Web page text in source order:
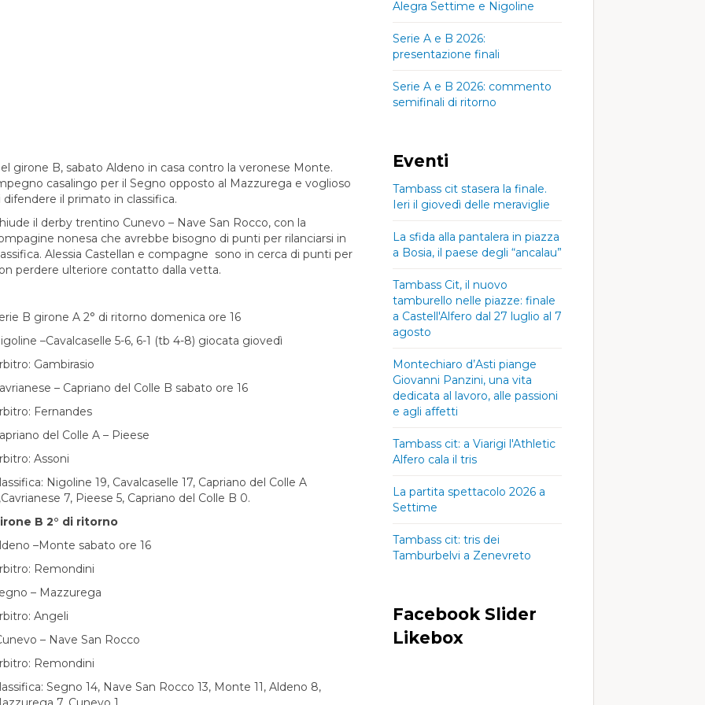
girone B, sabato Aldeno in casa contro la veronese Monte.
casalingo per il Segno opposto al Mazzurega e voglioso
difendere il primato in classifica.
il derby trentino Cunevo – Nave San Rocco, con la
nonesa che avrebbe bisogno di punti per rilanciarsi in
Alessia Castellan e compagne sono in cerca di punti per
perdere ulteriore contatto dalla vetta.
B girone A 2° di ritorno domenica ore 16
–Cavalcaselle 5-6, 6-1 (tb 4-8) giocata giovedì
Gambirasio
– Capriano del Colle B sabato ore 16
Fernandes
del Colle A – Pieese
Assoni
Nigoline 19, Cavalcaselle 17, Capriano del Colle A
7, Pieese 5, Capriano del Colle B 0.
B 2° di ritorno
–Monte sabato ore 16
Remondini
– Mazzurega
Angeli
– Nave San Rocco
Remondini
Segno 14, Nave San Rocco 13, Monte 11, Aldeno 8,
Alegra Settime e Nigoline
Serie A e B 2026:
presentazione finali
Serie A e B 2026: commento
semifinali di ritorno
Eventi
Tambass cit stasera la finale.
Ieri il giovedì delle meraviglie
La sfida alla pantalera in piazza
a Bosia, il paese degli “ancalau”
Tambass Cit, il nuovo
tamburello nelle piazze: finale
a Castell'Alfero dal 27 luglio al 7
agosto
Montechiaro d’Asti piange
Giovanni Panzini, una vita
dedicata al lavoro, alle passioni
e agli affetti
Tambass cit: a Viarigi l'Athletic
Alfero cala il tris
La partita spettacolo 2026 a
Settime
Tambass cit: tris dei
Tamburbelvi a Zenevreto
Facebook Slider
Likebox